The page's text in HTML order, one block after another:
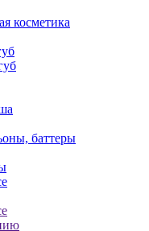
косметика
баттеры